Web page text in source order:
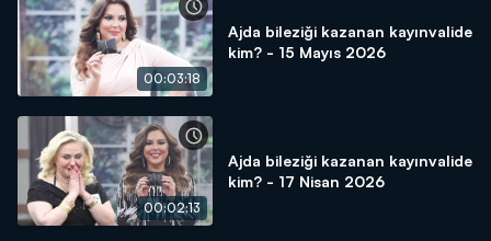
00:03:18
Ajda bileziği kazanan kayınvalide
kim? - 15 Mayıs 2026
00:02:13
Ajda bileziği kazanan kayınvalide
kim? - 17 Nisan 2026